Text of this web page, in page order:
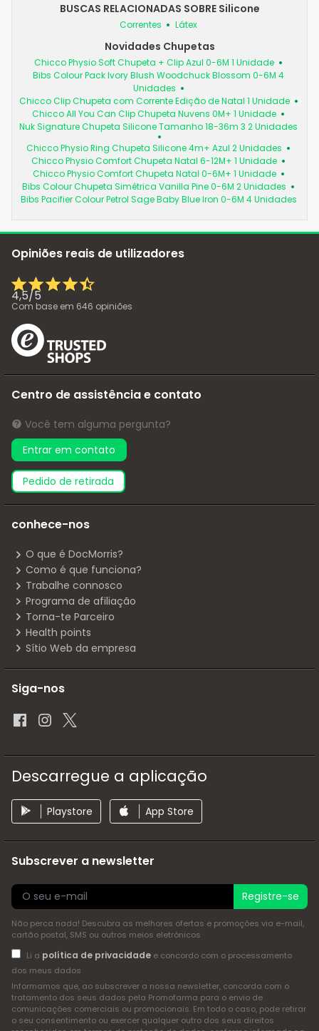
BUSCAS RELACIONADAS SOBRE Silicone
Correntes Látex
Novidades Chupetas
Chicco Physio Soft Chupeta + Clip Azul 0-6M 1 Unidade
Bibs Colour Pack Ivory Blush Woodchuck Blossom 0-6M 4
Unidades
Chicco Clip Chupeta com Corrente Edição de Natal 1 Unidade
Chicco All You Can Clip Chupeta Nuvens 0M+ 1 Unidade
Nuk Signature Chupeta Silicone Tamanho 18-36m 3 2 Unidades
Chicco Physio Ring Chupeta Silicone 4m+ Azul 2 Unidades
Chicco Physio Comfort Chupeta Natal 6-12M+ 1 Unidade
Chicco Physio Comfort Chupeta Natal 0-6M+ 1 Unidade
Bibs Colour Chupeta Simétrica Vanilla Pine 0-6M 2 Unidades
Bibs Pacifier Colour Petrol Sage Baby Blue Iron 0-6M 4 Unidades
Opiniões reais de utilizadores
4,5/5
Com base em 646 opiniões
Centro de assistência e contato
Você tem alguma pergunta?
Entrar em contato
pedido de retirada
conhece-nos
O que é DocMorris?
Como é que funciona?
Trabalhe connosco
Programa de afiliação
Torna-te Parceiro
Health points
Sítio Web da empresa
Siga-nos
Descarregue a aplicação
Playstore App Store
Subscrever a newsletter
Registre-se
Não perca nada! Descubra as melhores ofertas e promoções via e-mail,
cartão postal, SMS ou outros meios eletrónicos
Li a política de privacidadee concordo com o processamento
dos meus dados
Informamos que, ao subscrever a nossa newsletter, concorda com o
tratamento dos seus dados pela Promofarma para o envio de
comunicações comerciais ou promocionais. Em todo o caso, pode retirar
o seu consentimento ou exercer qualquer outro dos seus direitos